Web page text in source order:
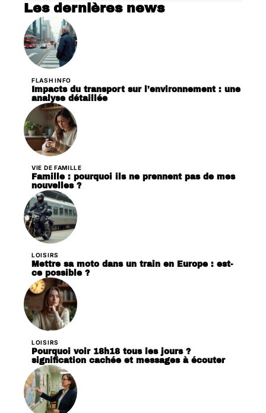
Les dernières news
FLASH INFO
Impacts du transport sur l’environnement : une
analyse détaillée
VIE DE FAMILLE
Famille : pourquoi ils ne prennent pas de mes
nouvelles ?
LOISIRS
Mettre sa moto dans un train en Europe : est-
ce possible ?
LOISIRS
Pourquoi voir 18h18 tous les jours ?
signification cachée et messages à écouter